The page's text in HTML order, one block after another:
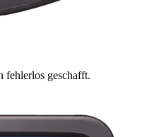
fehlerlos geschafft.